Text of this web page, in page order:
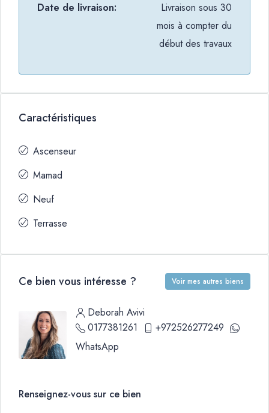
Date de livraison:
Livraison sous 30
mois à compter du
début des travaux
Caractéristiques
Ascenseur
Mamad
Neuf
Terrasse
Ce bien vous intéresse ? Voir mes autres biens
Deborah Avivi
0177381261
+972526277249
WhatsApp
Renseignez-vous sur ce bien